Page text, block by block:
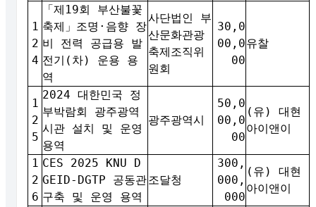
1
2
4
「제19회 부산불꽃
축제」조명·음향 장
비 전력 공급용 발
전기(차) 운용 용
역
사단법인 부
산문화관광
축제조직위
원회
30,0
00,0
00
유찰
1
2
5
2024 대한민국 정
부박람회 광주광역
시관 설치 및 운영
용역
광주광역시
50,0
00,0
00
(유) 대현
아이앤이
1
2
6
CES 2025 KNU D
GEID-DGTP 공동관
구축 및 운영 용역
조달청
300,
000,
000
(유) 대현
아이앤이